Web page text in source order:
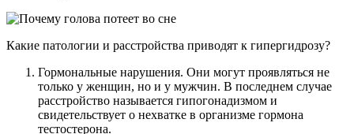
Какие патологии и расстройства приводят к гипергидрозу?
Гормональные нарушения. Они могут проявляться не
только у женщин, но и у мужчин. В последнем случае
расстройство называется гипогонадизмом и
свидетельствует о нехватке в организме гормона
тестостерона.